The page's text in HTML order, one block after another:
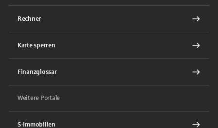
Rechner
Karte sperren
Finanzglossar
Weitere Portale
S-Immobilien